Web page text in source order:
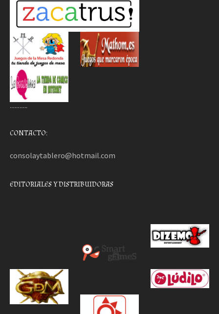
………..
CONTACTO:
consolaytablero@hotmail.com
EDITORIALES Y DISTRIBUIDORAS